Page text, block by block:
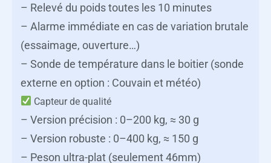
– Relevé du poids toutes les 10 minutes
– Alarme immédiate en cas de variation brutale
(essaimage, ouverture…)
– Sonde de température dans le boitier (sonde
externe en option : Couvain et météo)
Capteur de qualité
– Version précision : 0–200 kg, ≈ 30 g
– Version robuste : 0–400 kg, ≈ 150 g
– Peson ultra-plat (seulement 46mm)